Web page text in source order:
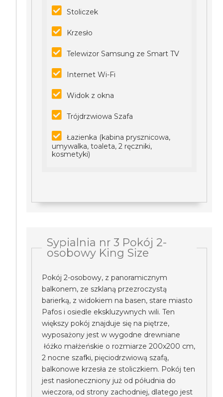
Stoliczek
Krzesło
Telewizor Samsung ze Smart TV
Internet Wi-Fi
Widok z okna
Trójdrzwiowa Szafa
Łazienka (kabina prysznicowa,
umywalka, toaleta, 2 ręczniki,
kosmetyki)
Sypialnia nr 3 Pokój 2-
osobowy King Size
Pokój 2-osobowy, z panoramicznym
balkonem, ze szklaną przezroczystą
barierką, z widokiem na basen, stare miasto
Pafos i osiedle ekskluzywnych wili. Ten
większy pokój znajduje się na piętrze,
wyposażony jest w wygodne drewniane
łóżko małżeńskie o rozmiarze 200x200 cm,
2 nocne szafki, pięciodrzwiową szafą,
balkonowe krzesła ze stoliczkiem. Pokój ten
jest nasłoneczniony już od półudnia do
wieczora, od strony zachodniej, dlatego jest